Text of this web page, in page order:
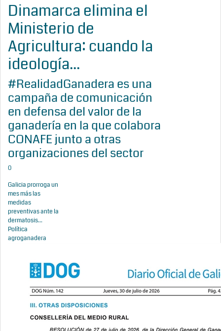
Dinamarca elimina el
Ministerio de
Agricultura: cuando la
ideología...
#RealidadGanadera es una
campaña de comunicación
en defensa del valor de la
ganadería en la que colabora
CONAFE junto a otras
organizaciones del sector
0
Galicia prorroga un
mes más las
medidas
preventivas ante la
dermatosis...
Política
agroganadera